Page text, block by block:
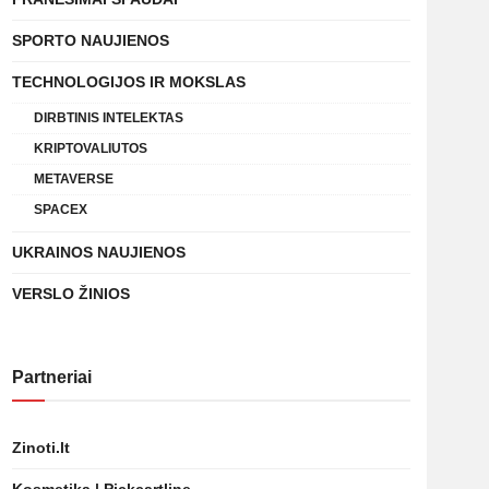
SPORTO NAUJIENOS
TECHNOLOGIJOS IR MOKSLAS
DIRBTINIS INTELEKTAS
KRIPTOVALIUTOS
METAVERSE
SPACEX
UKRAINOS NAUJIENOS
VERSLO ŽINIOS
Partneriai
Zinoti.lt